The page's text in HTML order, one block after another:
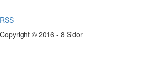
RSS
Copyright © 2016 - 8 Sidor